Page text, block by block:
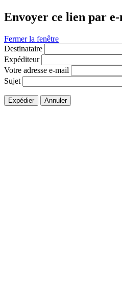
Envoyer ce lien par
Fermer la fenêtre
Destinataire
Expéditeur
Votre adresse e-mail
Sujet
Expédier Annuler